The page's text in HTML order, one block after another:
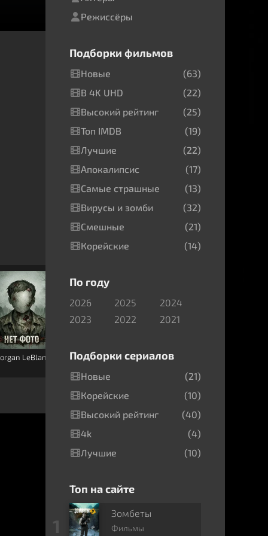
LeBlanc Уэсли Селлик
Джейс
Режиссёры
Подборки фильмов
Новые
(63)
В 4K UHD
(22)
Высокий рейтинг
(25)
Топ IMDB
(19)
Лучшие
(22)
Апокалипсис
(17)
Самые страшные
(13)
Вирусы и зомби
(32)
Смешные
(21)
Корейские
(14)
По году
2026 2025
2024
2023
2022 2021
Подборки сериалов
Новые
(21)
Корейские
(10)
Высокий рейтинг
(40)
4k
(4)
Лучшие
(10)
Топ на сайте
Зомбеты
Фильмы